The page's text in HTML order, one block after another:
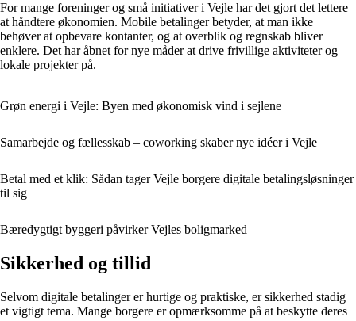
For mange foreninger og små initiativer i Vejle har det gjort det lettere
at håndtere økonomien. Mobile betalinger betyder, at man ikke
behøver at opbevare kontanter, og at overblik og regnskab bliver
enklere. Det har åbnet for nye måder at drive frivillige aktiviteter og
lokale projekter på.
Grøn energi i Vejle: Byen med økonomisk vind i sejlene
Samarbejde og fællesskab – coworking skaber nye idéer i Vejle
Betal med et klik: Sådan tager Vejle borgere digitale betalingsløsninger
til sig
Bæredygtigt byggeri påvirker Vejles boligmarked
Sikkerhed og tillid
Selvom digitale betalinger er hurtige og praktiske, er sikkerhed stadig
et vigtigt tema. Mange borgere er opmærksomme på at beskytte deres